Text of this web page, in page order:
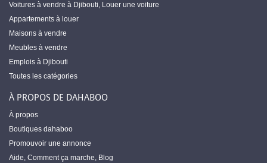
Voitures à vendre à Djibouti, Louer une voiture
Appartements à louer
Maisons à vendre
Meubles à vendre
Emplois à Djibouti
Toutes les catégories
À PROPOS DE DAHABOO
À propos
Boutiques dahaboo
Promouvoir une annonce
Aide, Comment ça marche, Blog